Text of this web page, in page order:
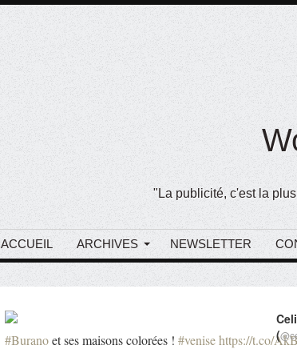
"La publicité, c'est la
ACCUEIL ARCHIVES NEWSLETTER
#Buranoet ses maisons colorées ! #venisehttps://t.co/(